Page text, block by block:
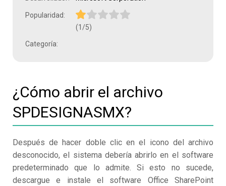
Popularidad:
(1/5)
Categoría:
¿Cómo abrir el archivo
SPDESIGNASMX?
Después de hacer doble clic en el icono del archivo
desconocido, el sistema debería abrirlo en el software
predeterminado que lo admite. Si esto no sucede,
descargue e instale el software Office SharePoint